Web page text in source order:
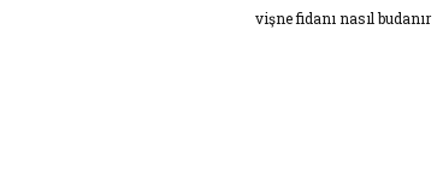
vişne fidanı nasıl budanır